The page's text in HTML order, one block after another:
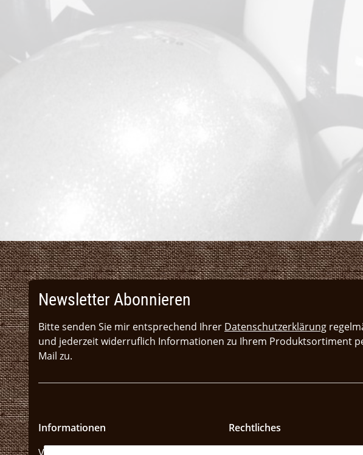
Newsletter Abonnieren
Bitte senden Sie mir entsprechend Ihrer Datenschutzerklärung
und jederzeit widerruflich Informationen zu Ihrem Produktsortiment
Mail zu.
Informationen
Rechtliches